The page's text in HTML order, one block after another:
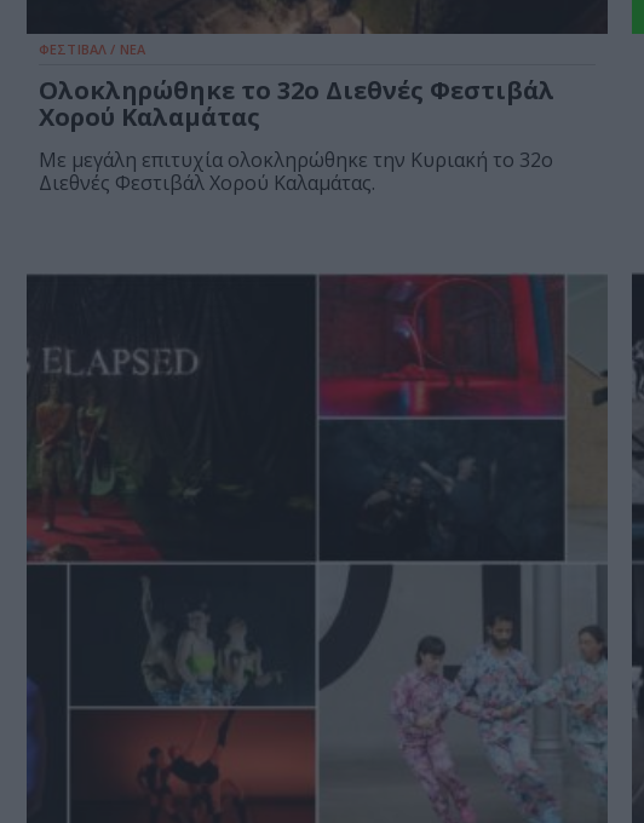
ΦΕΣΤΙΒΑΛ / ΝΕΑ
Ολοκληρώθηκε το 32ο Διεθνές Φεστιβάλ
Χορού Καλαμάτας
Με μεγάλη επιτυχία ολοκληρώθηκε την Κυριακή το 32ο
Διεθνές Φεστιβάλ Χορού Καλαμάτας.